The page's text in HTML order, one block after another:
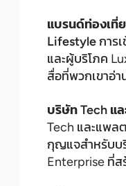
แบรนด์ท่องเที่
Lifestyleการ
และผู้บริโภค
สื่อที่พวกเขาอ่า
บริษัท Tech แล
Tech และแพล
กุญแจสำหรับบ
Enterprise ที่ส